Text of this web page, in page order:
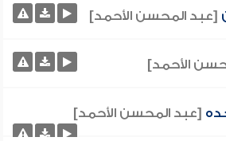
[عبد المحسن الأحمد]
الأحمد]
[عبد المحسن الأحمد]